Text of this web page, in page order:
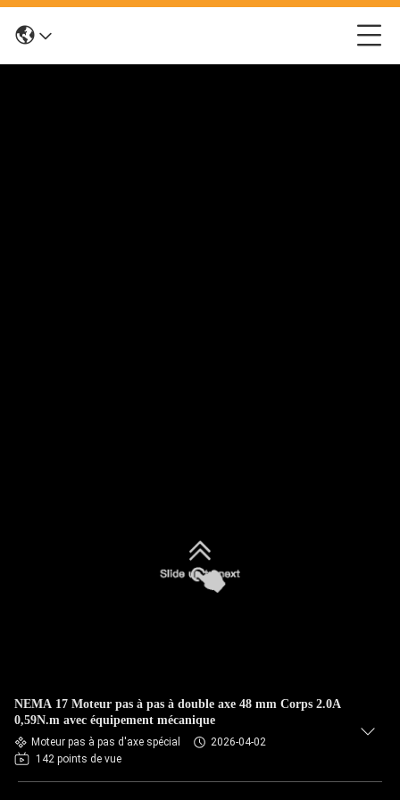
NEMA 17 Moteur pas à pas à double axe 48 mm Corps 2.0A
0,59N.m avec équipement mécanique
Moteur pas à pas d'axe spécial
2026-04-02
142 points de vue